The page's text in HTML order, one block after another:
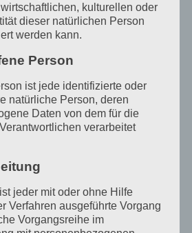
war vom 25. Juni bis 3.
Frauen-Literatur-Preis
29.6.24 um 14 -17 Uhr hat
gegeben:
schreiben.
Textcollagen,
kulturellen oder
dieser natürlichen Person
werden kann.
Person
ist jede identifizierte oder
natürliche Person, deren
Daten von dem für die
verarbeitet
jeder mit oder ohne Hilfe
Verfahren ausgeführte Vorgang
Vorgangsreihe im